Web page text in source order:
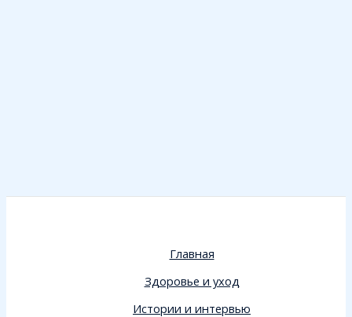
Главная
Здоровье и уход
Истории и интервью